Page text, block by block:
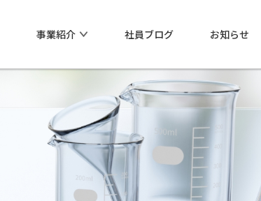
事業紹介
ネオスの社会貢献
ネオスの祖業から
中央研究所
中央研究所
社員ブログ お知らせ